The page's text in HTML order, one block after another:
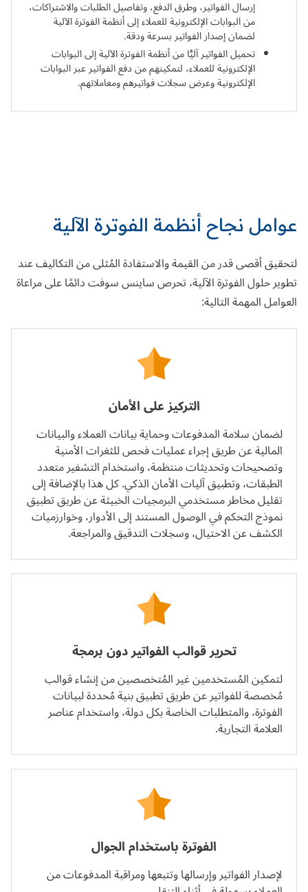
إرسال الفواتير، وطرق الدفع، وتفاصيل الطلبات والاشتراكات،
من البوابات الإلكترونية للعملاء إلى أنظمة الفوترة الآلية
لضمان إصدار الفواتير بسرعة ودقة.
تحميل الفواتير آليًّا من أنظمة الفوترة الآلية إلى البوابات
الإلكترونية للعملاء، لتمكينهم من دفع الفواتير عبر البوابات
الإلكترونية وعرض سجلات فواتيرهم ومعاملاتهم.
عوامل نجاح أنظمة الفوترة الآلية
لتحقيق أقصى قدر من القيمة والاستفادة المُثلى من التكاليف عند
تطوير حلول الفوترة الآلية، تحرص ساينس سوفت دائمًا على مراعاة
العوامل المهمة التالية:
التركيز على الأمان
لضمان سلامة المدفوعات وحماية بيانات العملاء والبيانات
المالية عن طريق إجراء عمليات فحص للثغرات الأمنية
وتصحيحات وتحديثات منتظمة، واستخدام التشفير متعدد
الطبقات، وتطبيق آليات الأمان الذكي. كل هذا بالإضافة إلى
تقليل مخاطر مستخدمي البرمجيات الخبيثة عن طريق تطبيق
نموذج التحكم في الوصول المستند إلى الأدوار، وخوارزميات
الكشف عن الاحتيال، وسجلات التدقيق والمراجعة.
تحرير قوالب الفواتير دون برمجة
لتمكين المُستخدمين غير المُتخصصين من إنشاء قوالب
مُخصصة للفواتير عن طريق تطبيق بنية مُحددة لبيانات
الفوترة، والمتطلبات الخاصة بكل دولة، واستخدام عناصر
العلامة التجارية.
الفوترة باستخدام الجوال
لإصدار الفواتير وإرسالها وتتبعها ومراقبة المدفوعات من